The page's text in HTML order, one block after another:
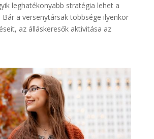
leghatékonyabb stratégia lehet a
Bár a versenytársak többsége ilyenkor
az álláskeresők aktivitása az